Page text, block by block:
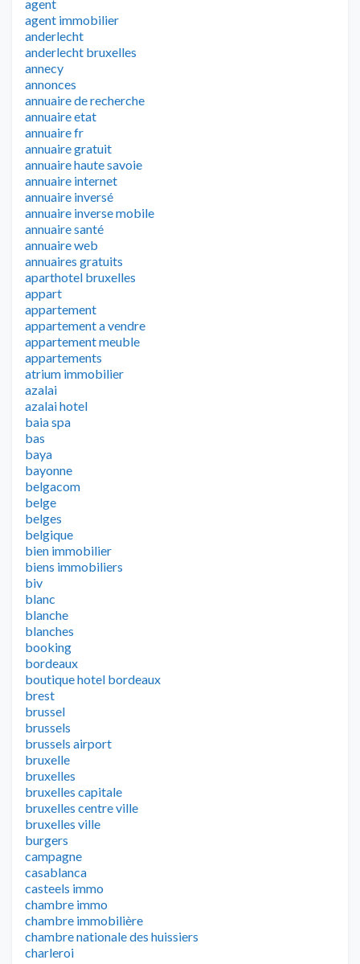
agent
agent immobilier
anderlecht
anderlecht bruxelles
annecy
annonces
annuaire de recherche
annuaire etat
annuaire fr
annuaire gratuit
annuaire haute savoie
annuaire internet
annuaire inversé
annuaire inverse mobile
annuaire santé
annuaire web
annuaires gratuits
aparthotel bruxelles
appart
appartement
appartement a vendre
appartement meuble
appartements
atrium immobilier
azalai
azalai hotel
baia spa
bas
baya
bayonne
belgacom
belge
belges
belgique
bien immobilier
biens immobiliers
biv
blanc
blanche
blanches
booking
bordeaux
boutique hotel bordeaux
brest
brussel
brussels
brussels airport
bruxelle
bruxelles
bruxelles capitale
bruxelles centre ville
bruxelles ville
burgers
campagne
casablanca
casteels immo
chambre immo
chambre immobilière
chambre nationale des huissiers
charleroi